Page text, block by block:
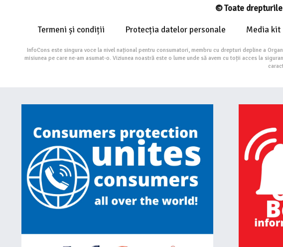
© Toate
Termeni și condiții Protecția datelor personale Media kit
InfoCons este singura voce la nivel național pentru consumatori, membru cu drepturi depline a
misiunea pe care ne-am asumat-o. Viziunea noastră este o lume unde să avem cu toții acces la